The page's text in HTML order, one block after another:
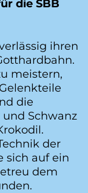
die SBB
ihren
meistern,
die
Schwanz
der
sich auf ein
dem